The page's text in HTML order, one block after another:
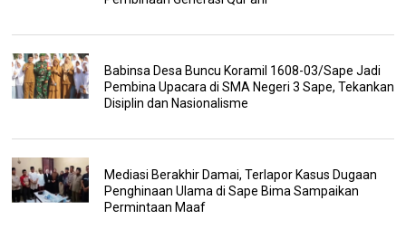
Babinsa Desa Buncu Koramil 1608-03/Sape Jadi
Pembina Upacara di SMA Negeri 3 Sape, Tekankan
Disiplin dan Nasionalisme
Mediasi Berakhir Damai, Terlapor Kasus Dugaan
Penghinaan Ulama di Sape Bima Sampaikan
Permintaan Maaf